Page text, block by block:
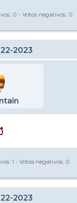
0 - Votos negativos: 0
2023
1 - Votos negativos: 0
2023